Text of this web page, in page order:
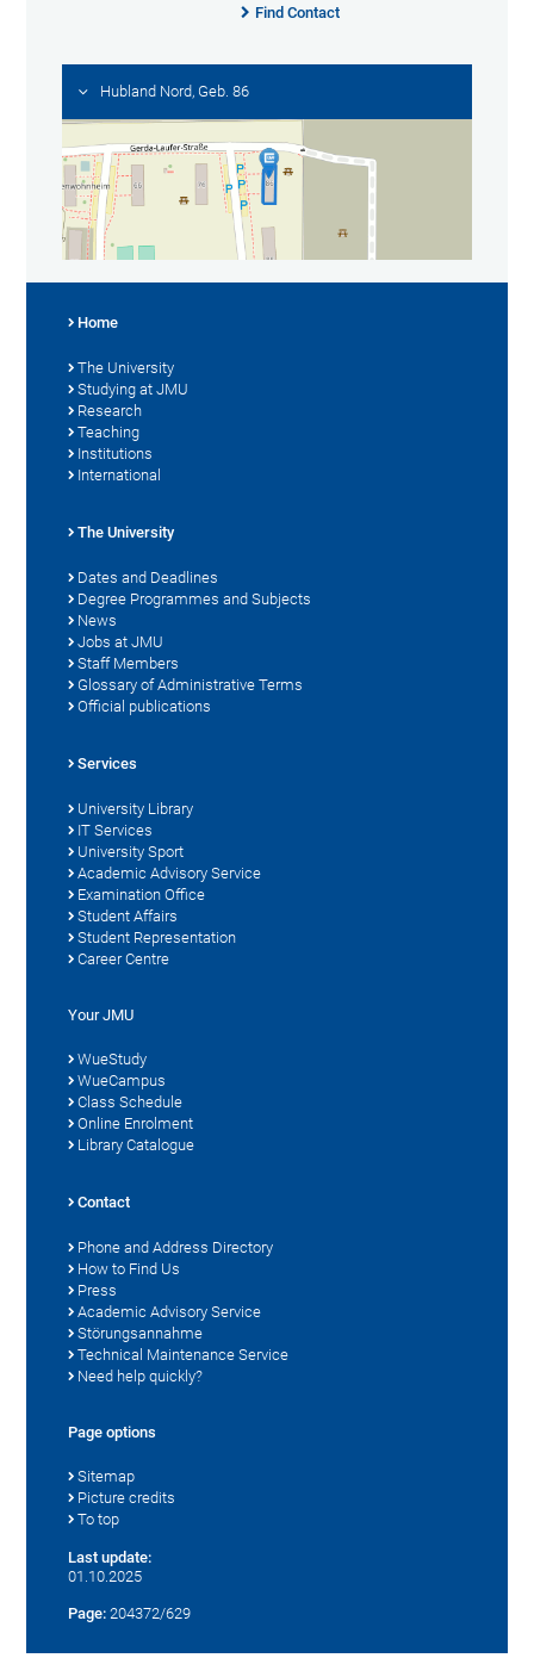
Find Contact
Hubland Nord, Geb. 86
Home
The University
Studying at JMU
Research
Teaching
Institutions
International
The University
Dates and Deadlines
Degree Programmes and Subjects
News
Jobs at JMU
Staff Members
Glossary of Administrative Terms
Official publications
Services
University Library
IT Services
University Sport
Academic Advisory Service
Examination Office
Student Affairs
Student Representation
Career Centre
Your JMU
WueStudy
WueCampus
Class Schedule
Online Enrolment
Library Catalogue
Contact
Phone and Address Directory
How to Find Us
Press
Academic Advisory Service
Störungsannahme
Technical Maintenance Service
Need help quickly?
Page options
Sitemap
Picture credits
To top
Last update:
01.10.2025
Page: 204372/629